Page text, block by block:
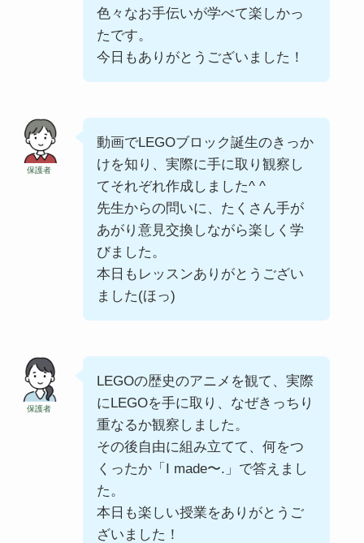
色々なお手伝いが学べて楽しかっ
たです。
今日もありがとうございました！
保護者
動画でLEGOブロック誕生のきっか
けを知り、実際に手に取り観察し
てそれぞれ作成しました^ ^
先生からの問いに、たくさん手が
あがり意見交換しながら楽しく学
びました。
本日もレッスンありがとうござい
ました(ほっ)
保護者
LEGOの歴史のアニメを観て、実際
にLEGOを手に取り、なぜきっちり
重なるか観察しました。
その後自由に組み立てて、何をつ
くったか「I made〜.」で答えまし
た。
本日も楽しい授業をありがとうご
ざいました！